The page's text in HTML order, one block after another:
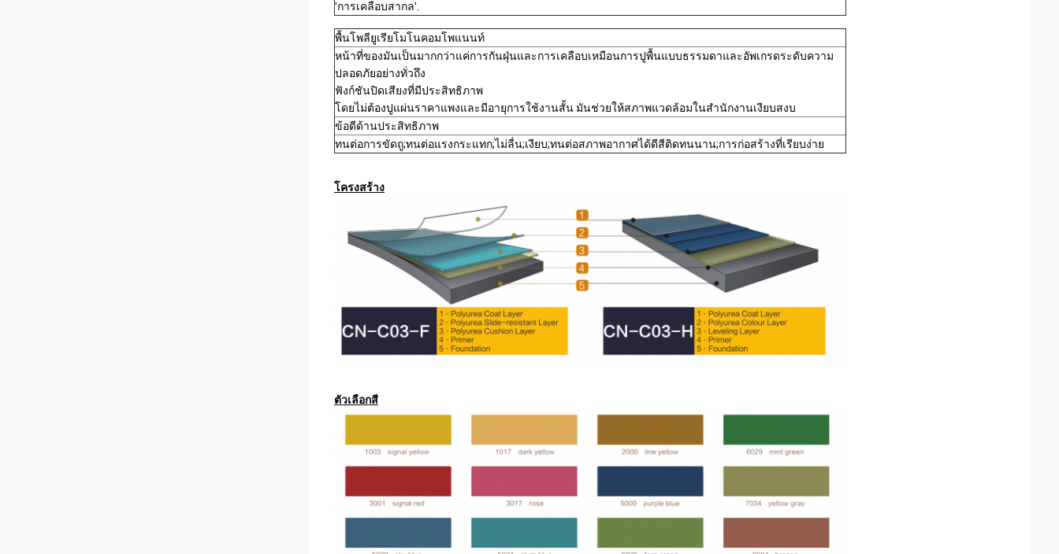
'การเคลือบสากล'
พื้นโพลียูเรียโมโนคอมโพแนนท์
หน้าที่ของมันเป็นมากกว่าแค่การกันฝุ่นและการเคลือบเหมือนการปูพื้นแบบธรรมดาและอัพเกรดระดับความ
ปลอดภัยอย่างทั่วถึง
ฟังก์ชันปิดเสียงที่มีประสิทธิภาพ
โดยไม่ต้องปูแผ่นราคาแพงและมีอายุการใช้งานสั้น มันช่วยให้สภาพแวดล้อมในสำนักงานเงียบสงบ
ข้อดีด้านประสิทธิภาพ
ทนต่อการขัดถู;ทนต่อแรงกระแทก;ไม่ลื่น;เงียบ;ทนต่อสภาพอากาศได้ดีสีติดทนนาน;การก่อสร้างที่เรียบง่าย
โครงสร้าง
ตัวเลือกสี